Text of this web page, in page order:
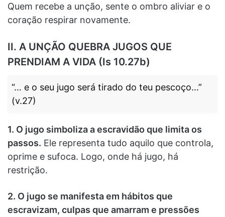
Quem recebe a unção, sente o ombro aliviar e o
coração respirar novamente.
II. A UNÇÃO QUEBRA JUGOS QUE
PRENDIAM A VIDA (Is 10.27b)
“… e o seu jugo será tirado do teu pescoço…”
(v.27)
1. O jugo simboliza a escravidão que limita os
passos. Ele representa tudo aquilo que controla,
oprime e sufoca. Logo, onde há jugo, há
restrição.
2. O jugo se manifesta em hábitos que
escravizam, culpas que amarram e pressões